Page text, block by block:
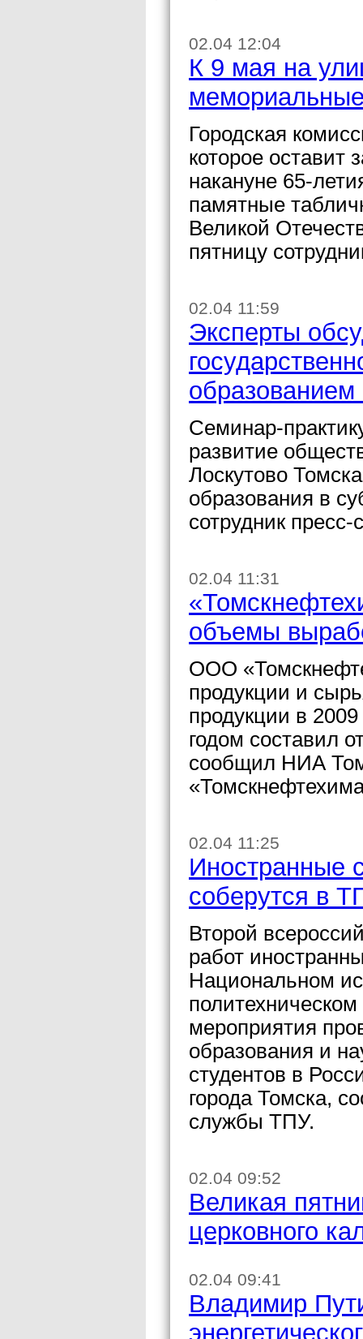
02.04 12:04
К 9 мая на
Городская
которое оставит
накануне 65-
памятные
Великой
пятницу
02.04 11:59
Эксперты
Семинар-
развитие
Лоскутово
образования в
сотрудник
02.04 11:31
объемы
ООО
продукции и
продукции в
годом составил
сообщил НИА
02.04 11:25
Иностранные
соберутся в
Второй
работ
Национальном
мероприятия
образования и
студентов в
города Томска,
службы ТПУ.
02.04 09:52
Великая
церковного
02.04 09:41
Владимир